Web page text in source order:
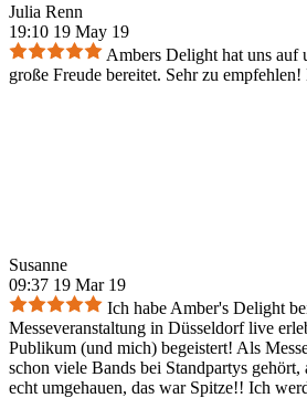
Julia Renn
19:10 19 May 19
Ambers Delight hat uns auf
große Freude bereitet. Sehr zu empfehlen!
Susanne
09:37 19 Mar 19
Ich habe Amber's Delight
Messeveranstaltung in Düsseldorf live
Publikum (und mich) begeistert! Als
schon viele Bands bei Standpartys
echt umgehauen, das war Spitze!! Ich